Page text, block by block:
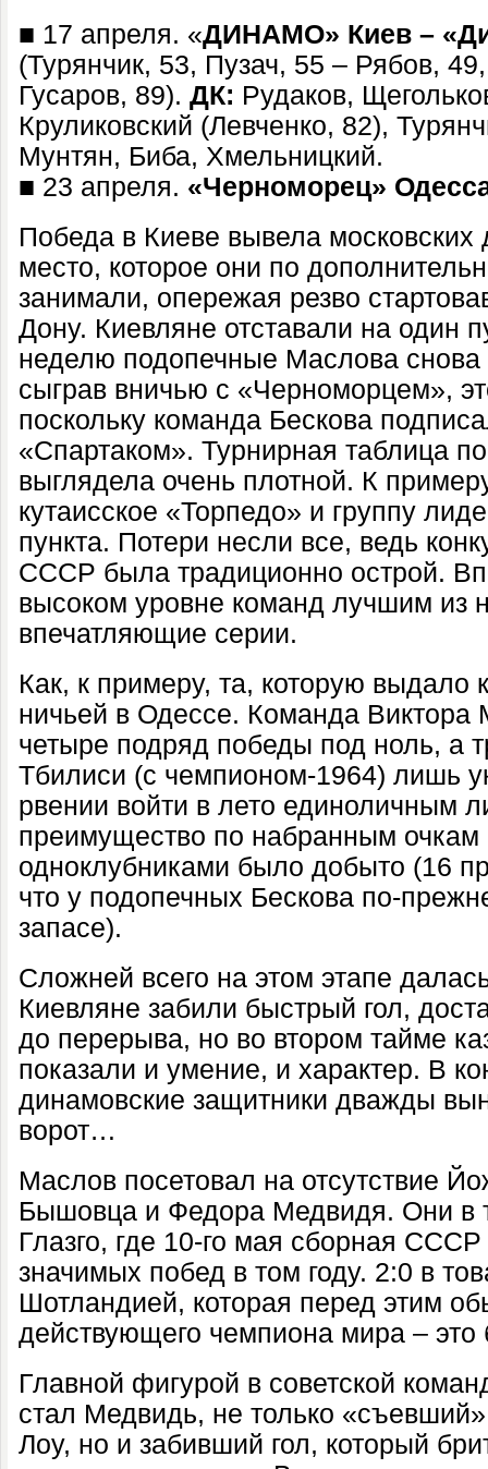
■ 17 апреля. «ДИНАМО» Киев –
(Турянчик, 53, Пузач, 55 – Рябов,
Гусаров, 89). ДК: Рудаков,
Круликовский (Левченко, 82),
Мунтян, Биба, Хмельницкий.
■ 23 апреля. «Черноморец»
Победа в Киеве вывела
место, которое они по
занимали, опережая резво
Дону. Киевляне отставали на один
неделю подопечные Маслова снова
сыграв вничью с «Черноморцем»,
поскольку команда Бескова
«Спартаком». Турнирная таблица
выглядела очень плотной. К
кутаисское «Торпедо» и группу
пункта. Потери несли все, ведь
СССР была традиционно острой.
высоком уровне команд лучшим из
впечатляющие серии.
Как, к примеру, та, которую выдало
ничьей в Одессе. Команда
четыре подряд победы под ноль, а
Тбилиси (с чемпионом-1964) лишь
рвении войти в лето единоличным
преимущество по набранным очкам
одноклубниками было добыто (16
что у подопечных Бескова по-
запасе).
Сложней всего на этом этапе
Киевляне забили быстрый гол,
до перерыва, но во втором тайме
показали и умение, и характер. В
динамовские защитники дважды
ворот…
Маслов посетовал на отсутствие
Бышовца и Федора Медвидя. Они в
Глазго, где 10-го мая сборная
значимых побед в том году. 2:0 в
Шотландией, которая перед этим
действующего чемпиона мира –
Главной фигурой в советской
стал Медвидь, не только
Лоу, но и забивший гол, который